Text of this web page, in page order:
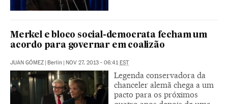
Merkel e bloco social-democrata fecham um
acordo para governar em coalizão
JUAN GÓMEZ | Berlín | NOV 27, 2013 - 06:41EST
Legenda conservadora da
chanceler alemã chega a um
pacto para os próximos